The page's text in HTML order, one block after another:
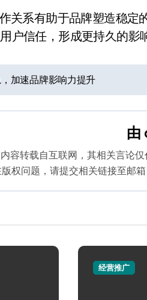
关系有助于品牌塑造稳
户信任，形成更持久的影
加速品牌影响力提升
由
内容转载自互联网，其相关言论
权问题，请提交相关链接至邮
经营推广